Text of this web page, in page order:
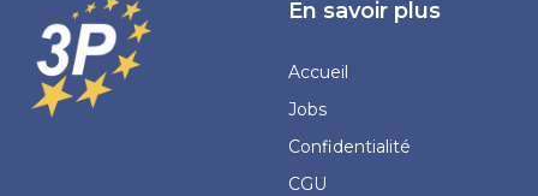
En savoir plus
Accueil
Jobs
Confidentialité
CGU